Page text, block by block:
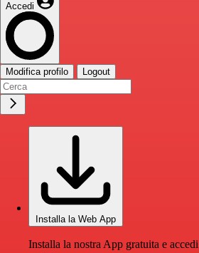
Accedi
Modifica profilo Logout
Installa la Web App
Installa la nostra App gratuita e